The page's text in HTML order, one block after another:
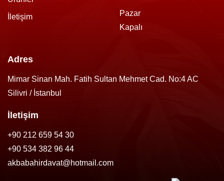
İletişim
Pazar
Kapalı
Adres
Mimar Sinan Mah. Fatih Sultan Mehmet Cad. No:4 AC
Silivri / İstanbul
İletişim
+90 212 659 54 30
+90 534 382 96 44
akbabahirdavat@hotmail.com